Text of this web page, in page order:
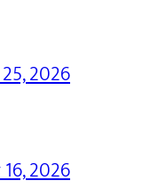
2026
2026